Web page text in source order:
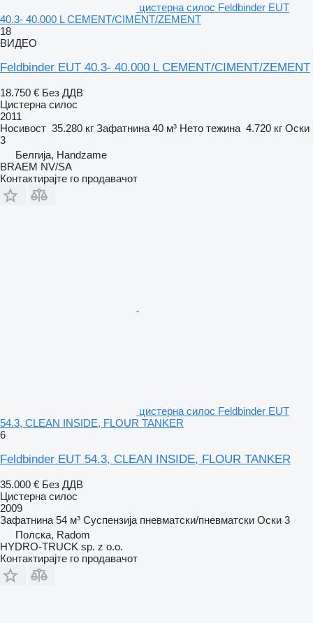
цистерна силос Feldbinder EUT
40.3- 40.000 L CEMENT/CIMENT/ZEMENT
18
ВИДЕО
Feldbinder EUT 40.3- 40.000 L CEMENT/CIMENT/ZEMENT
18.750 € Без ДДВ
Цистерна силос
2011
Носивост 35.280 кг Зафатнина 40 м³ Нето тежина 4.720 кг Оски
3
Белгија, Handzame
BRAEM NV/SA
Контактирајте го продавачот
цистерна силос Feldbinder EUT
54.3, CLEAN INSIDE, FLOUR TANKER
6
Feldbinder EUT 54.3, CLEAN INSIDE, FLOUR TANKER
35.000 € Без ДДВ
Цистерна силос
2009
Зафатнина 54 м³ Суспензија пневматски/пневматски Оски 3
Полска, Radom
HYDRO-TRUCK sp. z o.o.
Контактирајте го продавачот